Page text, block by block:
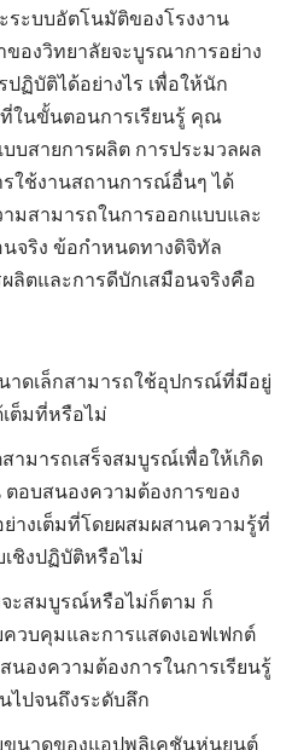
ระบบอัตโนมัติของโรงงาน
องวิทยาลัยจะบูรณาการอย่าง
ฏิบัติได้อย่างไร เพื่อให้นัก
ในขั้นตอนการเรียนรู้ คุณ
บสายการผลิต การประมวลผล
ใช้งานสถานการณ์อื่นๆ ได้
มสามารถในการออกแบบและ
นจริง ข้อกำหนดทางดิจิทัล
ลิตและการดีบักเสมือนจริงคือ
าดเล็กสามารถใช้อุปกรณ์ที่มีอยู่
ต็มที่หรือไม่
ามารถเสร็จสมบูรณ์เพื่อให้เกิด
ตอบสนองความต้องการของ
างเต็มที่โดยผสมผสานความรู้ที่
เชิงปฏิบัติหรือไม่
ะสมบูรณ์หรือไม่ก็ตาม ก็
วบคุมและการแสดงเอฟเฟกต์
นองความต้องการในการเรียนรู้
ไปจนถึงระดับลึก
ขนาดของแอปพลิเคชันหุ่นยนต์